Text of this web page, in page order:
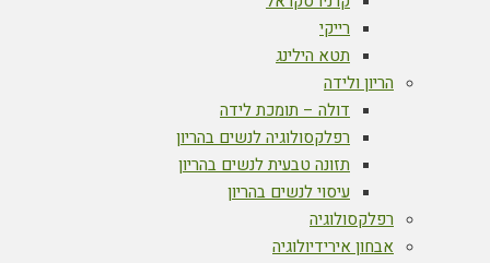
רייקי
תטא הילינג
הריון ולידה
דולה – תומכת לידה
רפלקסולוגיה לנשים בהריון
תזונה טבעית לנשים בהריון
עיסוי לנשים בהריון
רפלקסולוגיה
אבחון אירידיולוגיה